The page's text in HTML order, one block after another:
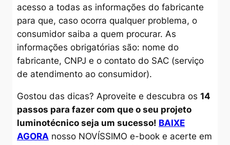
acesso a todas as informações do fabricante
para que, caso ocorra qualquer problema, o
consumidor saiba a quem procurar. As
informações obrigatórias são: nome do
fabricante, CNPJ e o contato do SAC (serviço
de atendimento ao consumidor).
Gostou das dicas? Aproveite e descubra os 14
passos para fazer com que o seu projeto
luminotécnico seja um sucesso! BAIXE
AGORAnosso NOVÍSSIMO e-book e acerte em